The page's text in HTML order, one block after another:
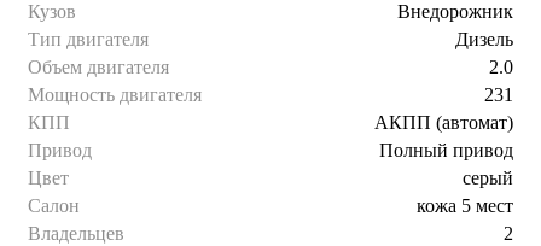
Кузов
Внедорожник
Тип двигателя
Дизель
Объем двигателя
2.0
Мощность двигателя
231
КПП
АКПП (автомат)
Привод
Полный привод
Цвет
серый
Салон
кожа 5 мест
Владельцев
2